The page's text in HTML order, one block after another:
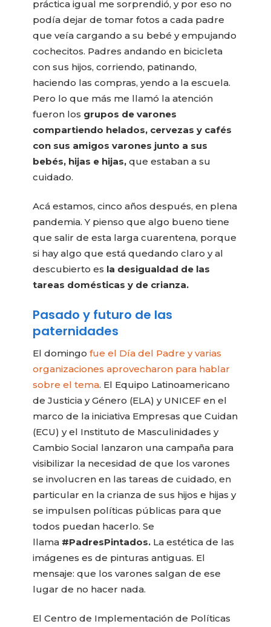
práctica igual me sorprendió, y por eso no
podía dejar de tomar fotos a cada padre
que veía cargando a su bebé y empujando
cochecitos. Padres andando en bicicleta
con sus hijos, corriendo, patinando,
haciendo las compras, yendo a la escuela.
Pero lo que más me llamó la atención
fueron los grupos de varones
compartiendo helados, cervezas y cafés
con sus amigos varones junto a sus
bebés, hijas e hijas, que estaban a su
cuidado.
Acá estamos, cinco años después, en plena
pandemia. Y pienso que algo bueno tiene
que salir de esta larga cuarentena, porque
si hay algo que está quedando claro y al
descubierto es la desigualdad de las
tareas domésticas y de crianza.
Pasado y futuro de las
paternidades
El domingo fue el Día del Padre y varias
organizaciones aprovecharon para hablar
sobre el tema. El Equipo Latinoamericano
de Justicia y Género (ELA) y UNICEF en el
marco de la iniciativa Empresas que Cuidan
(ECU) y el Instituto de Masculinidades y
Cambio Social lanzaron una campaña para
visibilizar la necesidad de que los varones
se involucren en las tareas de cuidado, en
particular en la crianza de sus hijos e hijas y
se impulsen políticas públicas para que
todos puedan hacerlo. Se
llama #PadresPintados. La estética de las
imágenes es de pinturas antiguas. El
mensaje: que los varones salgan de ese
lugar de no hacer nada.
El Centro de Implementación de Políticas